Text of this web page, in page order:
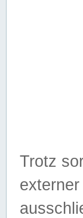
Trotz